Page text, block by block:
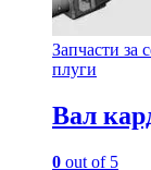
Запчасти за
плуги
Вал
0 out of 5